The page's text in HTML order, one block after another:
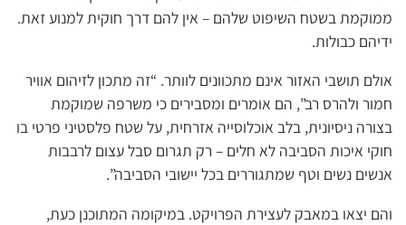
ממוקמת בשטח השיפוט שלהם – אין להם דרך חוקית למנוע זאת.
ידיהם כבולות.
אולם תושבי האזור אינם מתכוונים לוותר. “זה מתכון לזיהום אוויר
חמור ולהרס רב”, הם אומרים ומסבירים כי משרפה שמוקמת
בצורה ניסיונית, בלב אוכלוסייה אזרחית, על שטח פלסטיני פרטי בו
חוקי איכות הסביבה לא חלים – רק תגרום סבל עצום לרבבות
אנשים נשים וטף שמתגוררים בכל יישובי הסביבה”.
והם יצאו במאבק לעצירת הפרויקט. במיקומה המתוכנן כעת,